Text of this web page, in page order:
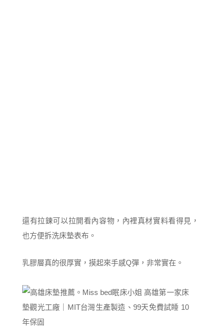
還有拉鍊可以拉開看內容物，內裡真材實料看得見，
也方便拆洗床墊表布。
乳膠層真的很厚實，摸起來手感Q彈，非常實在。